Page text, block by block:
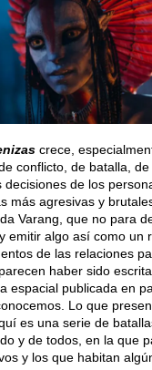
crece,
conflicto, de batalla, de
decisiones de los
más agresivas y
Varang, que no para
emitir algo así como un
de las relaciones
haber sido
espacial publicada en
Lo que
es una serie de
y de todos, en la que
y los que habitan